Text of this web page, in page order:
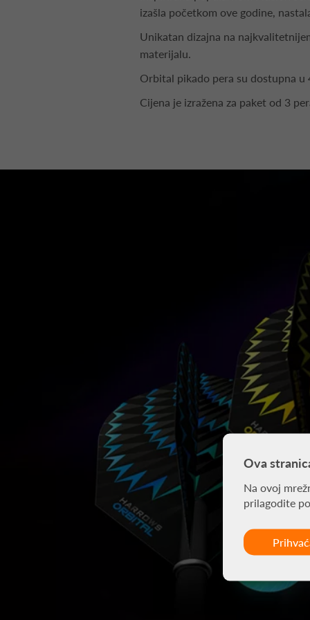
izašla početkom ove godine,
Unikatan dizajna na
materijalu.
Orbital pikado pera su dostupna u
Cijena je izražena za paket od 3
Ova
Na ovoj
prilagodite